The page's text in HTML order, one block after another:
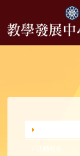
活動報名